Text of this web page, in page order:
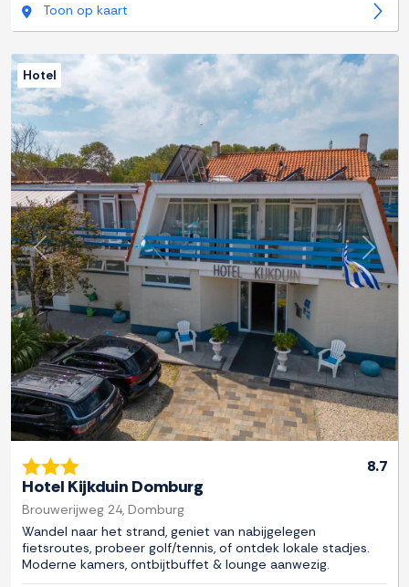
Toon op kaart
Previous Next
Hotel
8.7
Hotel Kijkduin Domburg
Brouwerijweg 24, Domburg
Wandel naar het strand, geniet van nabijgelegen
fietsroutes, probeer golf/tennis, of ontdek lokale stadjes.
Moderne kamers, ontbijtbuffet & lounge aanwezig.